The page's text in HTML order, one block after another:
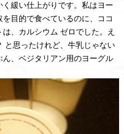
緩い仕上がりです。私はヨー
目的で食べているのに、ココ
、カルシウム ゼロでした。え
と思ったけれど、牛乳じゃない
、ベジタリアン用のヨーグル